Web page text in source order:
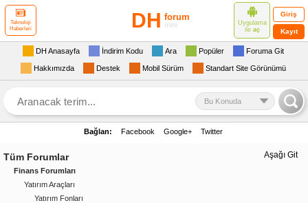
Teknoloji
Haberleri
DH forum
mini
Uygulama
ile aç
Giriş
Kayıt
DH Anasayfa İndirim Kodu Ara Popüler Foruma Git
Hakkımızda Destek Mobil Sürüm Standart Site Görünümü
Bu Konuda
Bağlan: Facebook Google+ Twitter
Aşağı Git
Tüm Forumlar
Finans Forumları
Yatırım Araçları
Yatırım Fonları